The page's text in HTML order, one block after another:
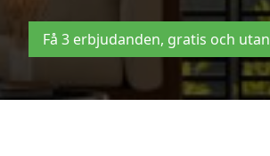
Få 3 erbjudanden, gratis och